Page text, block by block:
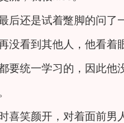
后还是试着蹩脚的问了
没看到其他人，他看
要统一学习的，因此
喜笑颜开，对着面前男